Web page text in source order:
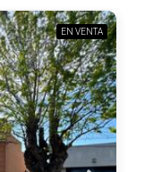
EN VENTA